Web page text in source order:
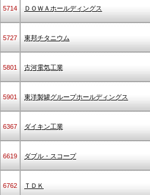
5714 ＤＯＷＡホールディングス
5727 東邦チタニウム
5801 古河電気工業
5901 東洋製罐グループホールディングス
6367 ダイキン工業
6619 ダブル・スコープ
6762 ＴＤＫ